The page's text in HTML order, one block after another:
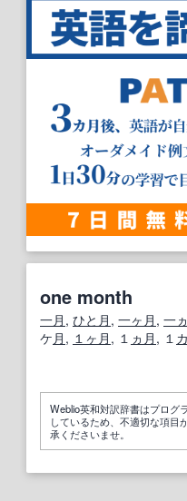
one month
一月 , ひと月 , 一ヶ月 , 一
ケ 月 , １ヶ月 , １ ヵ月 , １
Weblio英和対訳辞書はプログ
しているため、不適切な項目
承くださいませ。